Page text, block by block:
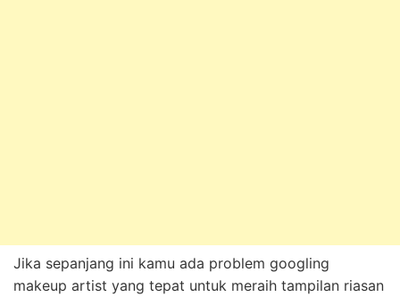
Jika sepanjang ini kamu ada problem googling
makeup artist yang tepat untuk meraih tampilan riasan